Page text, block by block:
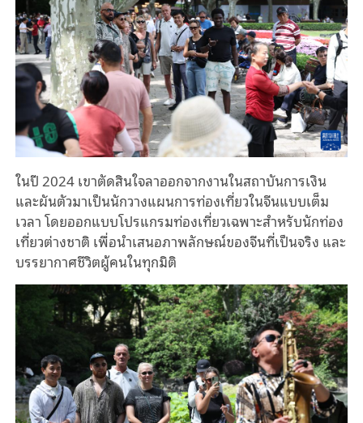
ในปี 2024 เขาตัดสินใจลาออกจากงานในสถาบันการเงิน
และผันตัวมาเป็นนักวางแผนการท่องเที่ยวในจีนแบบเต็ม
เวลา โดยออกแบบโปรแกรมท่องเที่ยวเฉพาะสำหรับนักท่อง
เที่ยวต่างชาติ เพื่อนำเสนอภาพลักษณ์ของจีนที่เป็นจริง และ
บรรยากาศชีวิตผู้คนในทุกมิติ